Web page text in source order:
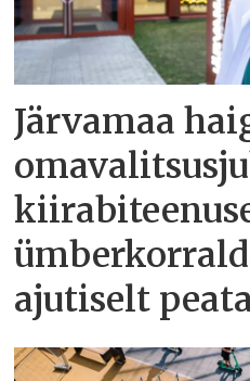
Järvamaa
ajutiselt